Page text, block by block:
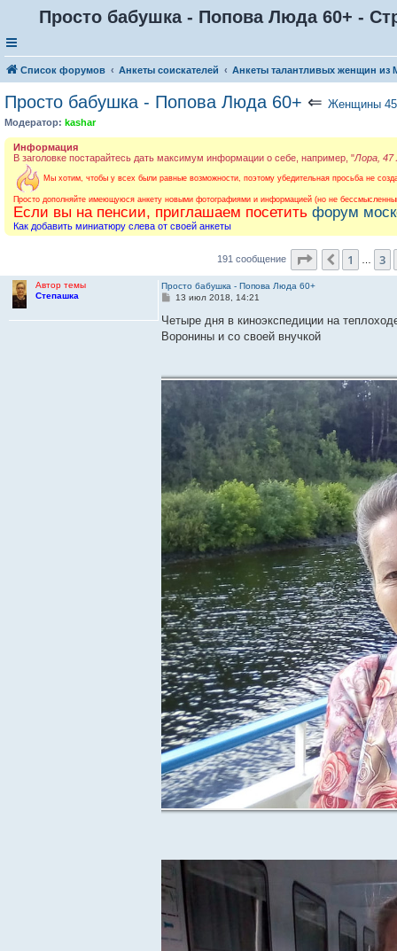
Просто бабушка - Попова Люда 60+ -
Список форумов Анкеты соискателей Анкеты талантливых женщин из
Просто бабушка - Попова Люда 60+ ⇐ Женщины
Модератор: kashar
Информация
В заголовке постарайтесь дать максимум информации о себе, например, "Лора, 47
Мы хотим, чтобы у всех были равные возможности, поэтому убедительная просьба не
Просто дополняйте имеющуюся анкету новыми фотографиями и информацией (но не
Если вы на пенсии, приглашаем посетить форум
Как добавить миниатюру слева от своей анкеты
191 сообщение Страница
Пред.
1 3
Автор темы
Степашка
Просто бабушка - Попова Люда 60+
С
о
щ
е
13 июл 2018, 14:21
Четыре дня в киноэкспедиции на
Воронины и со своей внучкой